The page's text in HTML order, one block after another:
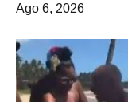
Ago 6, 2026